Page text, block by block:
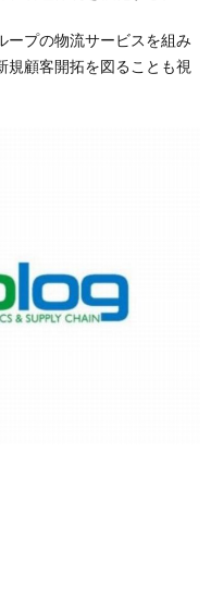
ープの物流サービスを組み
規顧客開拓を図ることも視